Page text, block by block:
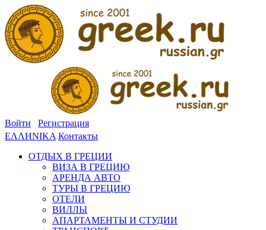
Войти
Регистрация
ΕΛΛΗΝΙΚΑ Контакты
ОТДЫХ В ГРЕЦИИ
ВИЗА В ГРЕЦИЮ
АРЕНДА АВТО
ТУРЫ В ГРЕЦИЮ
ОТЕЛИ
ВИЛЛЫ
АПАРТАМЕНТЫ И СТУДИИ